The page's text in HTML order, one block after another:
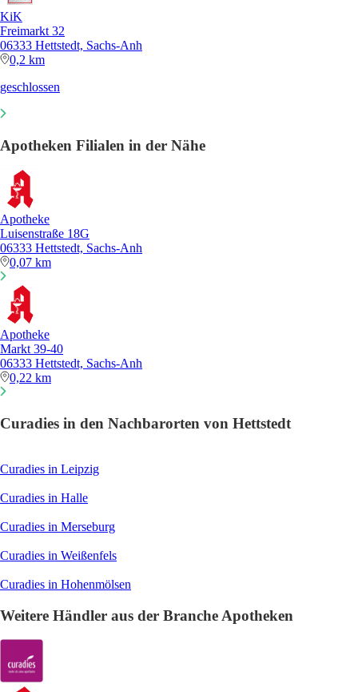
KiK
Freimarkt 32
06333 Hettstedt, Sachs-Anh
0,2 km
geschlossen
Apotheken Filialen in der Nähe
Apotheke
Luisenstraße 18G
06333 Hettstedt, Sachs-Anh
0,07 km
Apotheke
Markt 39-40
06333 Hettstedt, Sachs-Anh
0,22 km
Curadies in den Nachbarorten von Hettstedt
Curadies in Leipzig
Curadies in Halle
Curadies in Merseburg
Curadies in Weißenfels
Curadies in Hohenmölsen
Weitere Händler aus der Branche Apotheken